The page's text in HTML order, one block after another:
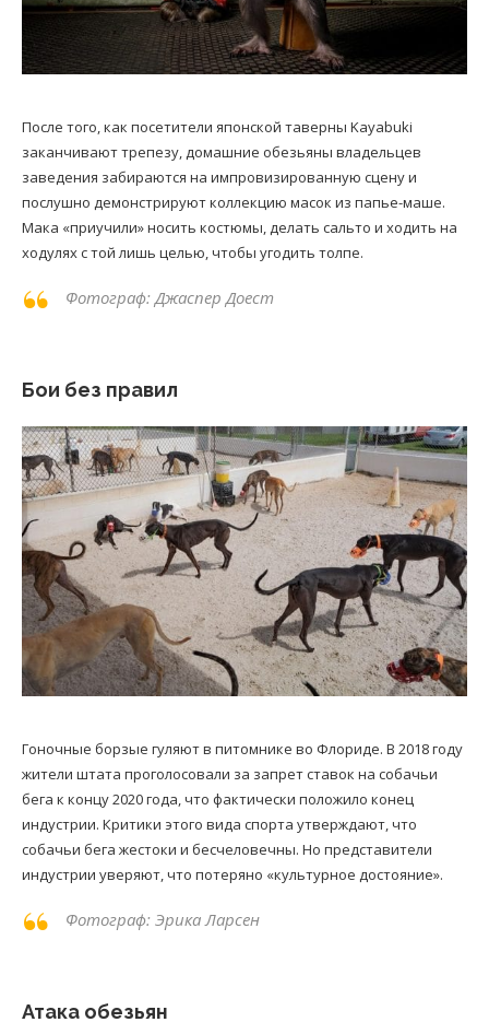
После того, как посетители японской таверны Kayabuki
заканчивают трепезу, домашние обезьяны владельцев
заведения забираются на импровизированную сцену и
послушно демонстрируют коллекцию масок из папье-маше.
Мака «приучили» носить костюмы, делать сальто и ходить на
ходулях с той лишь целью, чтобы угодить толпе.
Фотограф: Джаспер Доест
Бои без правил
Гоночные борзые гуляют в питомнике во Флориде. В 2018 году
жители штата проголосовали за запрет ставок на собачьи
бега к концу 2020 года, что фактически положило конец
индустрии. Критики этого вида спорта утверждают, что
собачьи бега жестоки и бесчеловечны. Но представители
индустрии уверяют, что потеряно «культурное достояние».
Фотограф: Эрика Ларсен
Атака обезьян